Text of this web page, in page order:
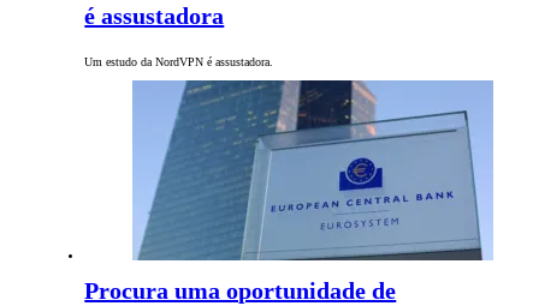
é assustadora
Um estudo da NordVPN é assustadora.
Procura uma oportunidade de